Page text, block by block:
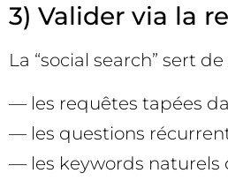
3) Valider via la
La “social search” sert
— les requêtes tapées
— les questions
— les keywords naturels